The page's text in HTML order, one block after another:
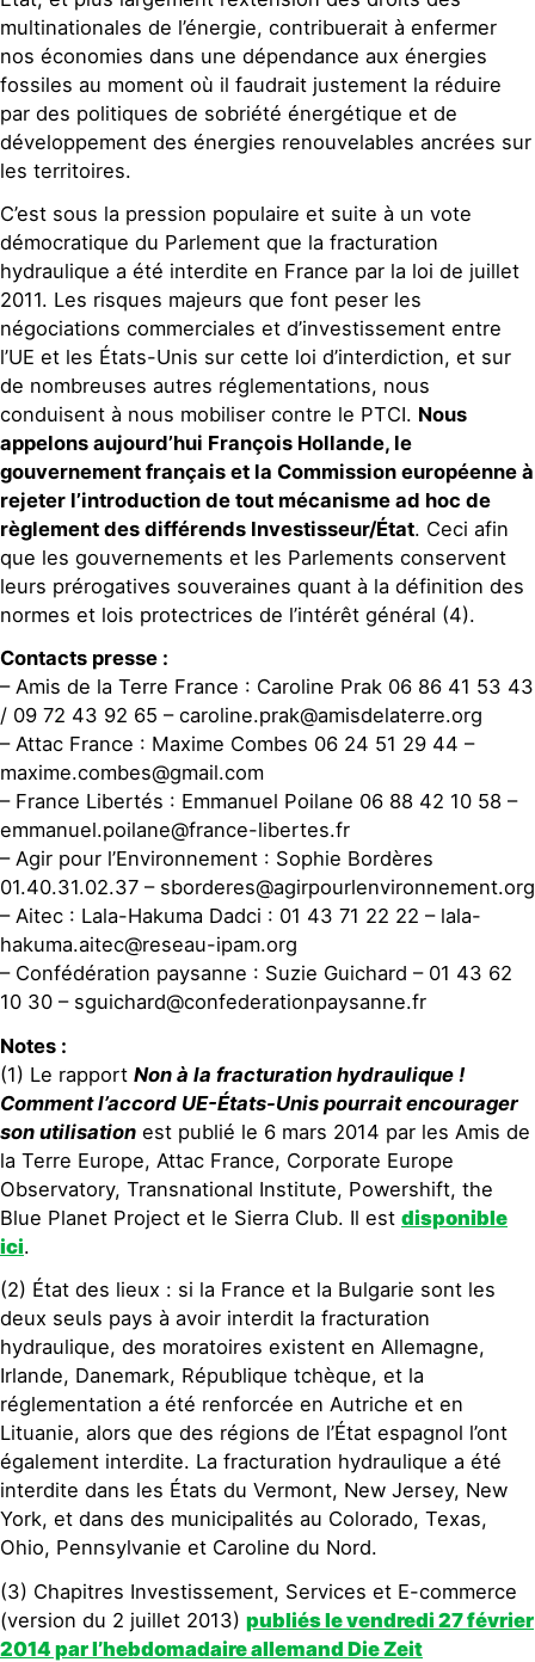
multinationales de l’énergie, contribuerait à enfermer
nos économies dans une dépendance aux énergies
fossiles au moment où il faudrait justement la réduire
par des politiques de sobriété énergétique et de
développement des énergies renouvelables ancrées sur
les territoires.
C’est sous la pression populaire et suite à un vote
démocratique du Parlement que la fracturation
hydraulique a été interdite en France par la loi de juillet
2011. Les risques majeurs que font peser les
négociations commerciales et d’investissement entre
l’UE et les États-Unis sur cette loi d’interdiction, et sur
de nombreuses autres réglementations, nous
conduisent à nous mobiliser contre le PTCI. Nous
appelons aujourd’hui François Hollande, le
gouvernement français et la Commission européenne à
rejeter l’introduction de tout mécanisme ad hoc de
règlement des différends Investisseur/État. Ceci afin
que les gouvernements et les Parlements conservent
leurs prérogatives souveraines quant à la définition des
normes et lois protectrices de l’intérêt général (4).
Contacts presse :
– Amis de la Terre France : Caroline Prak 06 86 41 53 43
/ 09 72 43 92 65 – caroline.prak@amisdelaterre.org
– Attac France : Maxime Combes 06 24 51 29 44 –
maxime.combes@gmail.com
– France Libertés : Emmanuel Poilane 06 88 42 10 58 –
emmanuel.poilane@france-libertes.fr
– Agir pour l’Environnement : Sophie Bordères
01.40.31.02.37 – sborderes@agirpourlenvironnement.org
– Aitec : Lala-Hakuma Dadci : 01 43 71 22 22 – lala-
hakuma.aitec@reseau-ipam.org
– Confédération paysanne : Suzie Guichard – 01 43 62
10 30 – sguichard@confederationpaysanne.fr
Notes :
(1) Le rapport Non à la fracturation hydraulique !
Comment l’accord UE-États-Unis pourrait encourager
son utilisation est publié le 6 mars 2014 par les Amis de
la Terre Europe, Attac France, Corporate Europe
Observatory, Transnational Institute, Powershift, the
Blue Planet Project et le Sierra Club. Il est disponible
ici.
(2) État des lieux : si la France et la Bulgarie sont les
deux seuls pays à avoir interdit la fracturation
hydraulique, des moratoires existent en Allemagne,
Irlande, Danemark, République tchèque, et la
réglementation a été renforcée en Autriche et en
Lituanie, alors que des régions de l’État espagnol l’ont
également interdite. La fracturation hydraulique a été
interdite dans les États du Vermont, New Jersey, New
York, et dans des municipalités au Colorado, Texas,
Ohio, Pennsylvanie et Caroline du Nord.
(3) Chapitres Investissement, Services et E-commerce
(version du 2 juillet 2013) publiés le vendredi 27 février
2014 par l’hebdomadaire allemand Die Zeit